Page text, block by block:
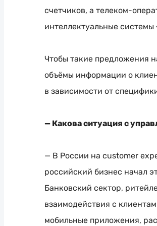
счетчиков, а телеком-
интеллектуальные
Чтобы такие предложения
объёмы информации о
в зависимости от
— Какова ситуация с
— В России на customer
российский бизнес начал
Банковский сектор,
взаимодействия с
мобильные приложения,